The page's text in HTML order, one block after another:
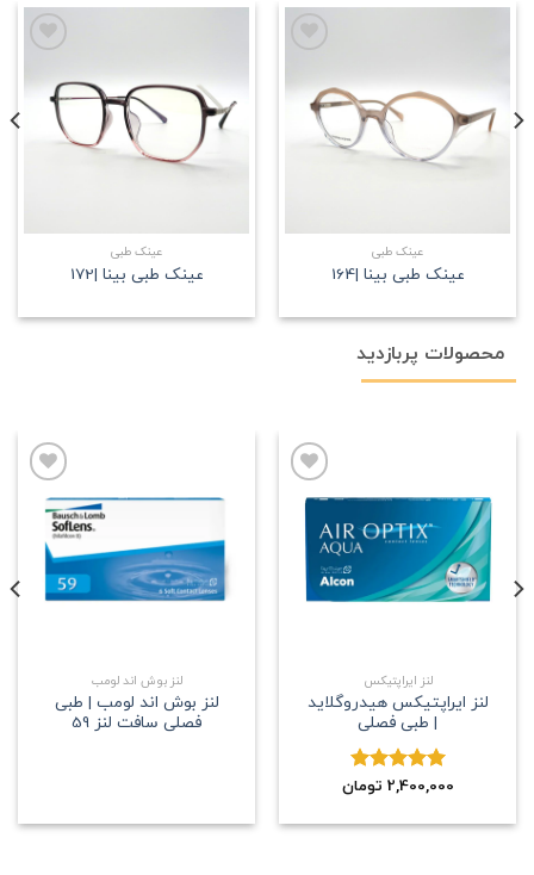
علاقه
مندی
عینک طبی
عینک طبی بینا |164
علاقه
مندی
عینک طبی
عینک طبی بینا |172
محصولات پربازدید
مندی
لنز ایراپتیکس
لنز ایراپتیکس هیدروگلاید
| طبی فصلی
نمره5.002,400,000 تومان
علاقه
مندی
لنز بوش اند لومب
لنز بوش اند لومب | طبی
فصلی سافت لنز 59